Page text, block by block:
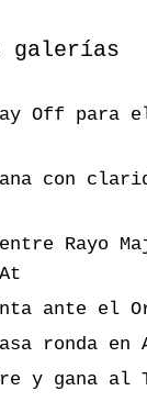
galerías
Off para
con
Rayo
ante el
ronda en
y gana al